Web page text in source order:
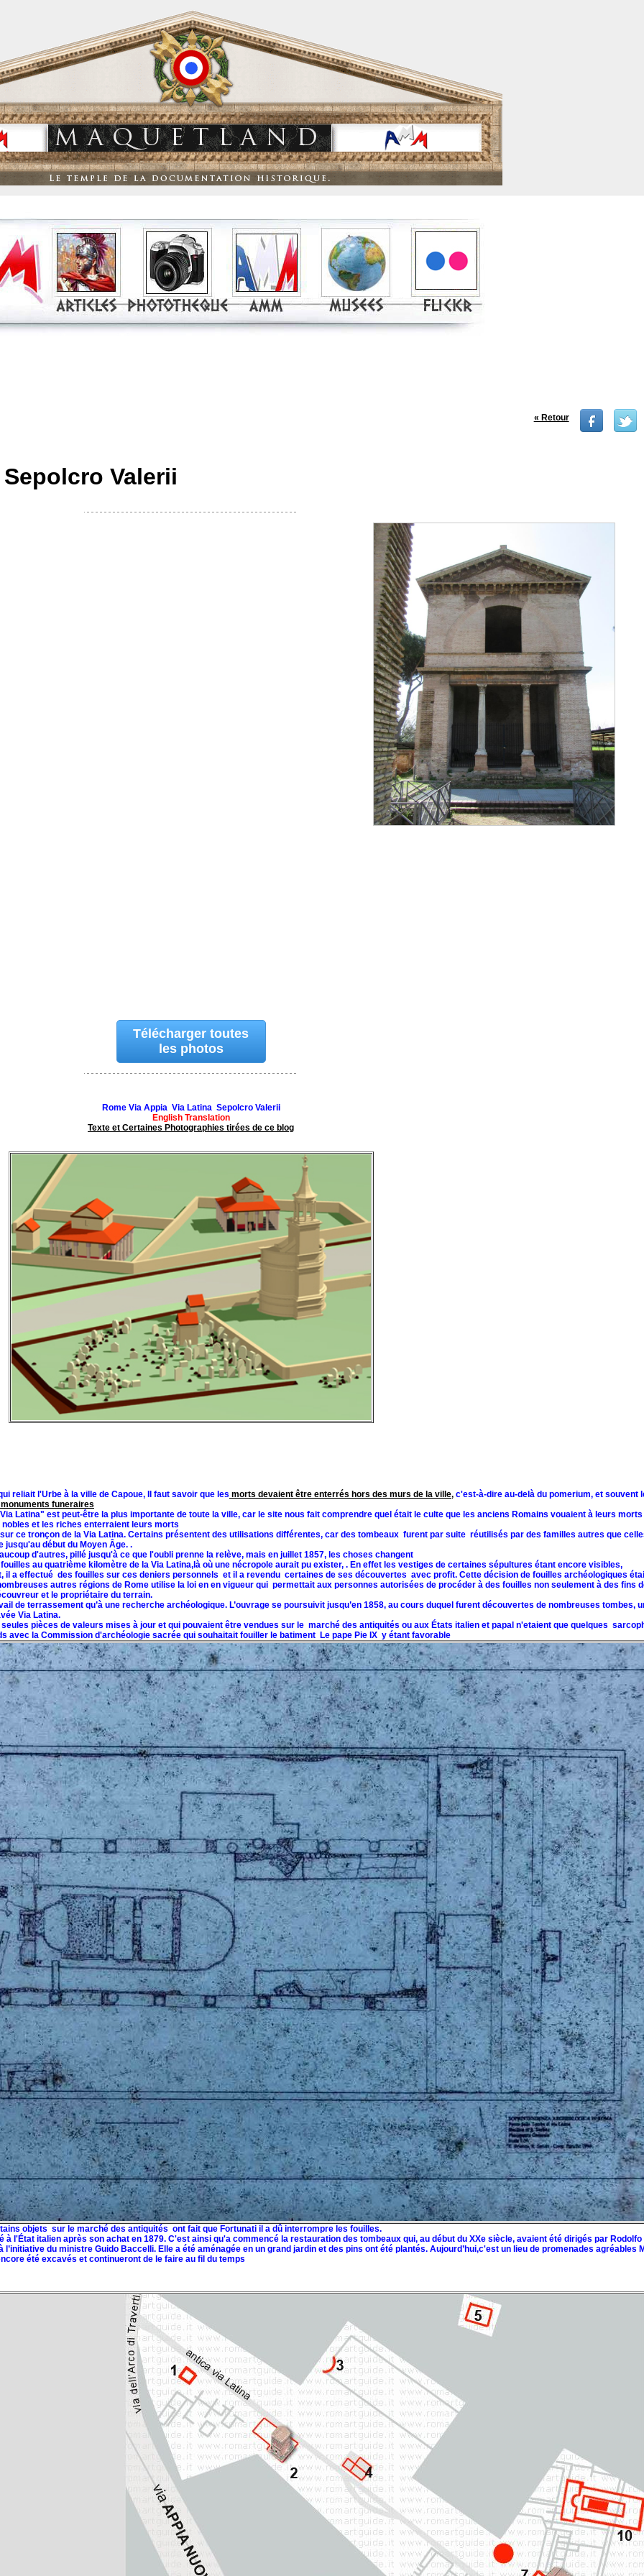
« Retour
Valerii
Télécharger toutes
les photos
Rome Via Appia Via Latina Sepolcro Valerii
English Translation
Texte et Certaines Photographies tirées de ce blog
reliait l'Urbe à la ville de Capoue, Il faut savoir que les morts devaient être enterrés hors des murs de la ville, c'est-à-dire au-delà du pomerium, et souvent
funeraires
Latina" est peut-être la plus importante de toute la ville, car le site nous fait comprendre quel était le culte que les anciens Romains vouaient à leurs
et les riches enterraient leurs morts
ce tronçon de la Via Latina. Certains présentent des utilisations différentes, car des tombeaux furent par suite réutilisés par des familles autres que
début du Moyen Âge. .
d'autres, pillé jusqu'à ce que l'oubli prenne la relève, mais en juillet 1857, les choses changent
au quatrième kilomètre de la Via Latina,là où une nécropole aurait pu exister, . En effet les vestiges de certaines sépultures étant encore visibles,
il a effectué des fouilles sur ces deniers personnels et il a revendu certaines de ses découvertes avec profit. Cette décision de fouilles archéologiques
autres régions de Rome utilise la loi en en vigueur qui permettait aux personnes autorisées de procéder à des fouilles non seulement à des fins
et le propriétaire du terrain.
de terrassement qu’à une recherche archéologique. L’ouvrage se poursuivit jusqu’en 1858, au cours duquel furent découvertes de nombreuses tombes,
Via Latina.
pièces de valeurs mises à jour et qui pouvaient être vendues sur le marché des antiquités ou aux États italien et papal n'etaient que quelques
avec la Commission d'archéologie sacrée qui souhaitait fouiller le batiment Le pape Pie IX y étant favorable
objets sur le marché des antiquités ont fait que Fortunati il a dû interrompre les fouilles.
l'État italien après son achat en 1879. C'est ainsi qu'a commencé la restauration des tombeaux qui, au début du XXe siècle, avaient été dirigés par Rodolfo
du ministre Guido Baccelli. Elle a été aménagée en un grand jardin et des pins ont été plantés. Aujourd’hui,c'est un lieu de promenades agréables
été excavés et continueront de le faire au fil du temps